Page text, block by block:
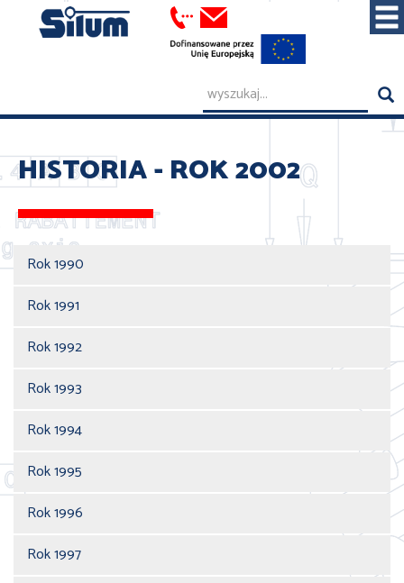
HISTORIA - ROK 2002
Rok 1990
Rok 1991
Rok 1992
Rok 1993
Rok 1994
Rok 1995
Rok 1996
Rok 1997